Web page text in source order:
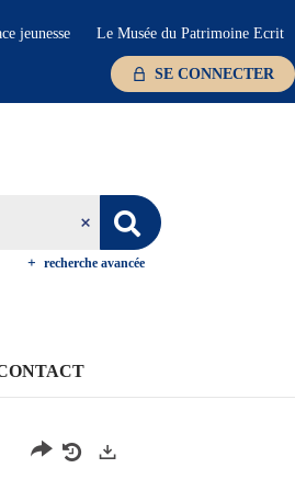
jeunesse Le Musée du Patrimoine Ecrit
SE CONNECTER
recherche avancée